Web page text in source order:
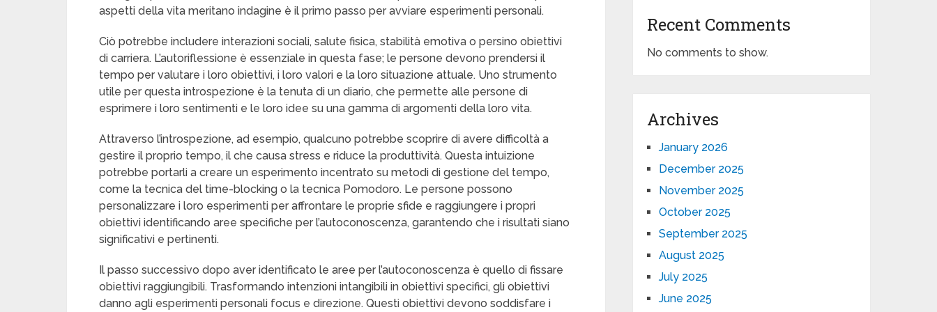
aspetti della vita meritano indagine è il primo passo per avviare esperimenti personali.
Ciò potrebbe includere interazioni sociali, salute fisica, stabilità emotiva o persino obiettivi
di carriera. L’autoriflessione è essenziale in questa fase; le persone devono prendersi il
tempo per valutare i loro obiettivi, i loro valori e la loro situazione attuale. Uno strumento
utile per questa introspezione è la tenuta di un diario, che permette alle persone di
esprimere i loro sentimenti e le loro idee su una gamma di argomenti della loro vita.
Attraverso l’introspezione, ad esempio, qualcuno potrebbe scoprire di avere difficoltà a
gestire il proprio tempo, il che causa stress e riduce la produttività. Questa intuizione
potrebbe portarli a creare un esperimento incentrato su metodi di gestione del tempo,
come la tecnica del time-blocking o la tecnica Pomodoro. Le persone possono
personalizzare i loro esperimenti per affrontare le proprie sfide e raggiungere i propri
obiettivi identificando aree specifiche per l’autoconoscenza, garantendo che i risultati siano
significativi e pertinenti.
Il passo successivo dopo aver identificato le aree per l’autoconoscenza è quello di fissare
obiettivi raggiungibili. Trasformando intenzioni intangibili in obiettivi specifici, gli obiettivi
danno agli esperimenti personali focus e direzione. Questi obiettivi devono soddisfare i
Recent Comments
No comments to show.
Archives
January 2026
December 2025
November 2025
October 2025
September 2025
August 2025
July 2025
June 2025